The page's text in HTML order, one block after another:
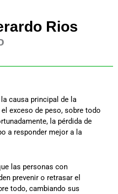
Rios
causa principal de la
exceso de peso, sobre todo
la pérdida de
a responder mejor a la
las personas con
prevenir o retrasar el
todo, cambiando sus